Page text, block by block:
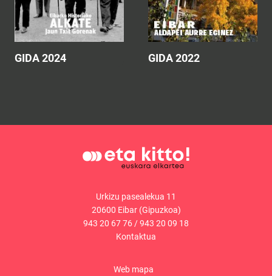
GIDA 2024 GIDA 2022
Urkizu pasealekua 11
20600 Eibar (Gipuzkoa)
943 20 67 76 /943 20 09 18
Kontaktua
Web mapa